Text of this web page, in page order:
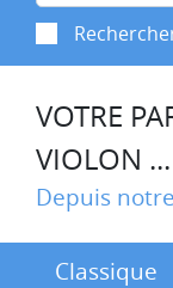
VOTRE
VIOLON ...
Depuis
Classique